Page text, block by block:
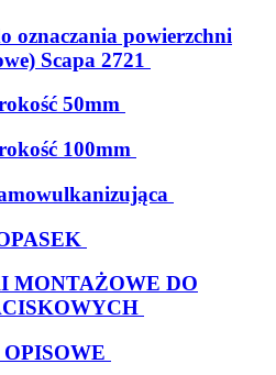
oznaczania powierzchni
Scapa 2721
50mm
100mm
MONTAŻOWE DO